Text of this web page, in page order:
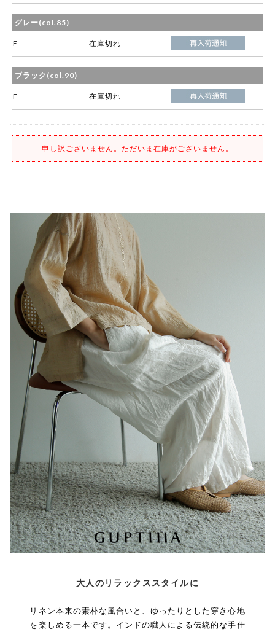
グレー(col.85)
F 在庫切れ
ブラック(col.90)
F 在庫切れ
申し訳ございません。ただいま在庫がございません。
大人のリラックススタイルに
リネン本来の素朴な風合いと、ゆったりとした穿き心地
を楽しめる一本です。インドの職人による伝統的な手仕